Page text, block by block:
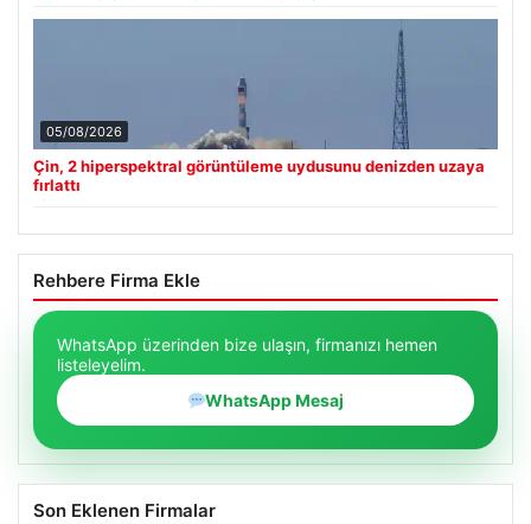
05/08/2026
Çin, 2 hiperspektral görüntüleme uydusunu denizden uzaya
fırlattı
Rehbere Firma Ekle
WhatsApp üzerinden bize ulaşın, firmanızı hemen
listeleyelim.
WhatsApp Mesaj
Son Eklenen Firmalar